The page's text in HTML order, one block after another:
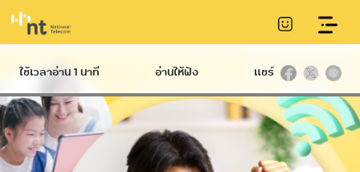
Business fixed line
ใช้เวลาอ่าน 1 นาที อ่านให้ฟัง แชร์